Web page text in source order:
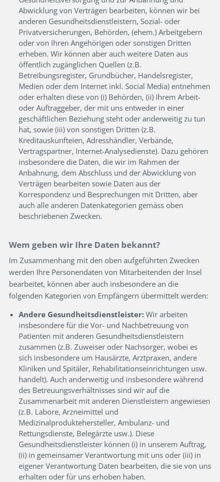
Abwicklung von Verträgen bearbeiten, können wir bei
anderen Gesundheitsdienstleistern, Sozial- oder
Privatversicherungen, Behörden, (ehem.) Arbeitgebern
oder von Ihren Angehörigen oder sonstigen Dritten
erheben. Wir können aber auch weitere Daten aus
öffentlich zugänglichen Quellen (z.B.
Betreibungsregister, Grundbücher, Handelsregister,
Medien oder dem Internet inkl. Social Media) entnehmen
oder erhalten diese von (i) Behörden, (ii) Ihrem Arbeit-
oder Auftraggeber, der mit uns entweder in einer
geschäftlichen Beziehung steht oder anderweitig zu tun
hat, sowie (iii) von sonstigen Dritten (z.B.
Kreditauskunfteien, Adresshändler, Verbände,
Vertragspartner, Internet-Analysedienste). Dazu gehören
insbesondere die Daten, die wir im Rahmen der
Anbahnung, dem Abschluss und der Abwicklung von
Verträgen bearbeiten sowie Daten aus der
Korrespondenz und Besprechungen mit Dritten, aber
auch alle anderen Datenkategorien gemäss oben
beschriebenen Zwecken.
Wem geben wir Ihre Daten bekannt?
Im Zusammenhang mit den oben aufgeführten Zwecken
werden Ihre Personendaten von Mitarbeitenden der Insel
bearbeitet, können aber auch insbesondere an die
folgenden Kategorien von Empfängern übermittelt werden:
Andere Gesundheitsdienstleister:Wir arbeiten
insbesondere für die Vor- und Nachbetreuung von
Patienten mit anderen Gesundheitsdienstleistern
zusammen (z.B. Zuweiser oder Nachsorger, wobei es
sich insbesondere um Hausärzte, Arztpraxen, andere
Kliniken und Spitäler, Rehabilitationseinrichtungen usw.
handelt). Auch anderweitig und insbesondere während
des Betreuungsverhältnisses sind wir auf die
Zusammenarbeit mit anderen Dienstleistern angewiesen
(z.B. Labore, Arzneimittel und
Medizinalproduktehersteller, Ambulanz- und
Rettungsdienste, Belegärzte usw.). Diese
Gesundheitsdienstleister können (i) in unserem Auftrag,
(ii) in gemeinsamer Verantwortung mit uns oder (iii) in
eigener Verantwortung Daten bearbeiten, die sie von uns
erhalten oder für uns erhoben haben.